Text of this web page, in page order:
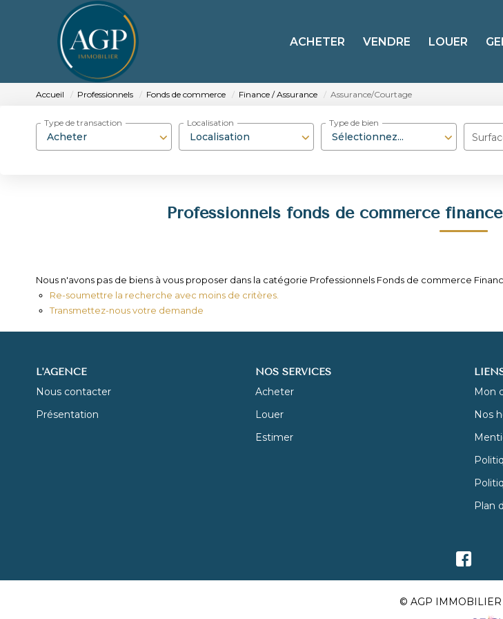
ACHETER VENDRE LOUER
Accueil Professionnels Fonds de commerce Finance / Assurance Assurance/Courtage
Acheter
Type de transaction
Localisation
Localisation
Sélectionnez...
Type de bien
Professionnels fonds de commerce
Nous n'avons pas de biens à vous proposer dans la catégorie Professionnels Fonds de commerce
Re-soumettre la recherche avec moins de critères.
Transmettez-nous votre demande
L'AGENCE
Nous contacter
Présentation
NOS SERVICES
Acheter
Louer
Estimer
Mon
Nos
Plan
© AGP IMMOBILIER